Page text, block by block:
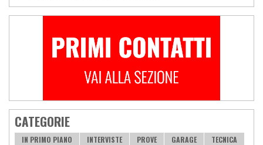
CATEGORIE
IN PRIMO PIANO INTERVISTE PROVE GARAGE
TECNICA